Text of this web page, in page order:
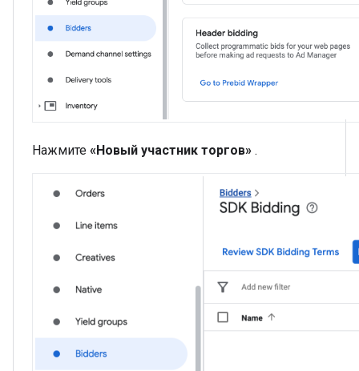
Нажмите «Новый участник торгов» .